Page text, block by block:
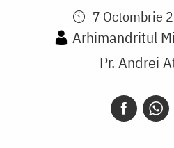
7 Octombrie
Arhimandritul
Pr. Andrei